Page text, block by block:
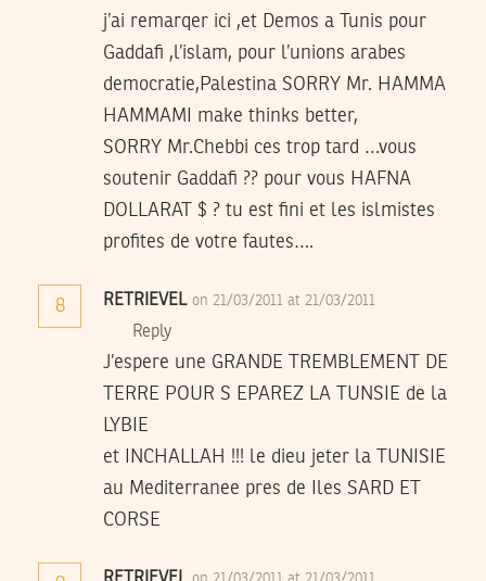
j’ai remarqer ici ,et Demos a Tunis pour
Gaddafi ,l’islam, pour l’unions arabes
democratie,Palestina SORRY Mr. HAMMA
HAMMAMI make thinks better,
SORRY Mr.Chebbi ces trop tard …vous
soutenir Gaddafi ?? pour vous HAFNA
DOLLARAT $ ? tu est fini et les islmistes
profites de votre fautes….
8 RETRIEVEL on 21/03/2011 at 21/03/2011
Reply
J’espere une GRANDE TREMBLEMENT DE
TERRE POUR S EPAREZ LA TUNSIE de la
LYBIE
et INCHALLAH !!! le dieu jeter la TUNISIE
au Mediterranee pres de Iles SARD ET
CORSE